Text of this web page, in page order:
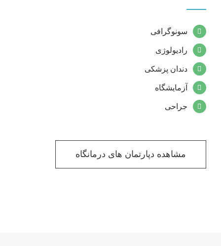
سونوگرافی
رادیولوژی
دندان پزشکی
آزمایشگاه
جراحی
مشاهده دپارتمان های درمانگاه